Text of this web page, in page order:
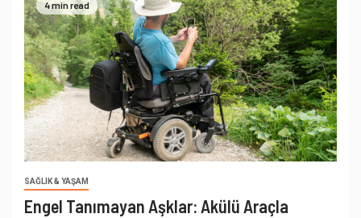
4 min read
SAĞLIK & YAŞAM
Engel Tanımayan Aşklar: Akülü Araçla